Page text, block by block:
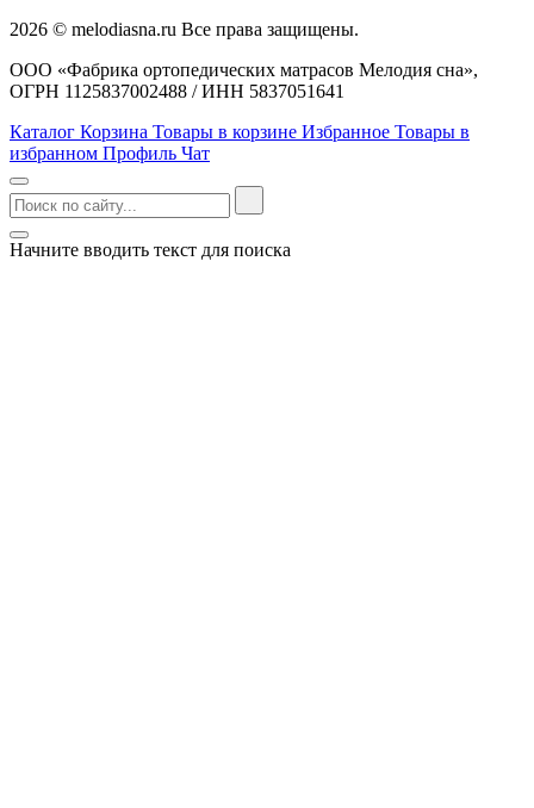
2026 © melodiasna.ru Все права защищены.
ООО «Фабрика ортопедических матрасов Мелодия сна»,
ОГРН 1125837002488 / ИНН 5837051641
Каталог Корзина Товары в корзине Избранное Товары в
избранном Профиль Чат
Начните вводить текст для поиска